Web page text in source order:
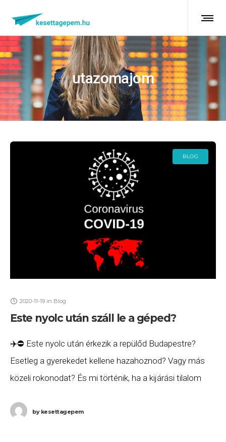
utazomajom
BLOG
2020-11-19 in Blog
Este nyolc után száll le a géped?
✈️⛔ Este nyolc után érkezik a repülőd Budapestre?
Esetleg a gyerekedet kellene hazahoznod? Vagy más
közeli rokonodat? És mi történik, ha a kijárási tilalom
bykesettagepem